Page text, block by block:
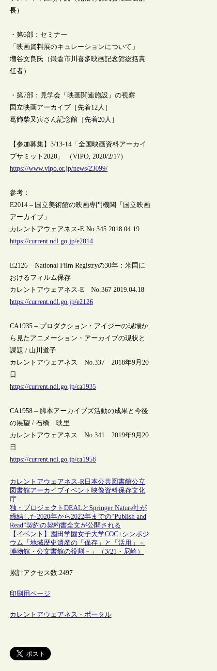
長）
・第6部：セミナー
「映画資料展のキュレーションについて」
増谷文良氏（鎌倉市川喜多映画記念館総括責
任者）
・第7部：見学会「映画関連施設」の視察
国立映画アーカイブ［先着12人］
葛飾柴又寅さん記念館［先着20人］
【参加募集】3/13-14「全国映画資料アーカイ
ブサミット2020」 （VIPO, 2020/2/17）
https://www.vipo.or.jp/news/23099/
参考：
E2014 – 国立美術館の映画専門機関「国立映画
アーカイブ」
カレントアウェアネス-E No.345 2018.04.19
https://current.ndl.go.jp/e2014
E2126 – National Film Registryの30年：米国に
おけるフィルム保存
カレントアウェアネス-E No.367 2019.04.18
https://current.ndl.go.jp/e2126
CA1935 – プロダクション・アイジーの現場か
ら見たアニメーション・アーカイブの現状と
課題 / 山川道子
カレントアウェアネス No.337 2018年9月20
日
https://current.ndl.go.jp/ca1935
CA1958 – 脚本アーカイブズ活動の成果と今後
の展望 / 石橋 映里
カレントアウェアネス No.341 2019年9月20
日
https://current.ndl.go.jp/ca1958
カレントアウェアネス-R日本公共図書館公立
図書館アーカイブイベント映像資料保存文化
庁
独・プロジェクトDEALとSpringer Nature社が
締結した2020年から2022年までの“Publish and
Read”契約の契約書全文が公開される
【イベント】園田学園女子大学COC+シンポジ
ウム「地域歴史遺産の「保存」と「活用」－
博物館・公文書館の役割－」（3/21・尼崎）
累計アクセス数:2497
印刷用ページ
カレントアウェアネス・ポータル